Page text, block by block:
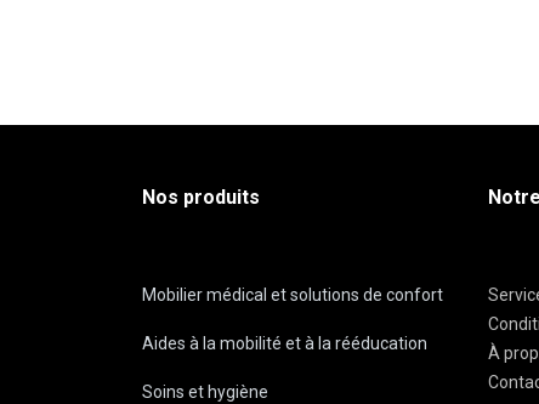
Nos produits
Mobilier médical et solutions de confort
Aides à la mobilité et à la rééducation
Soins et hygiène
À